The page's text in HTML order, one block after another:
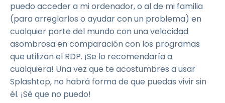
puedo acceder a mi ordenador, o al de mi familia
(para arreglarlos o ayudar con un problema) en
cualquier parte del mundo con una velocidad
asombrosa en comparación con los programas
que utilizan el RDP. ¡Se lo recomendaría a
cualquiera! Una vez que te acostumbres a usar
Splashtop, no habrá forma de que puedas vivir sin
él. ¡Sé que no puedo!